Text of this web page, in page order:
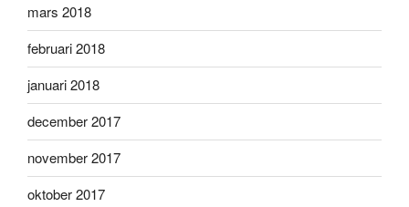
mars 2018
februari 2018
januari 2018
december 2017
november 2017
oktober 2017